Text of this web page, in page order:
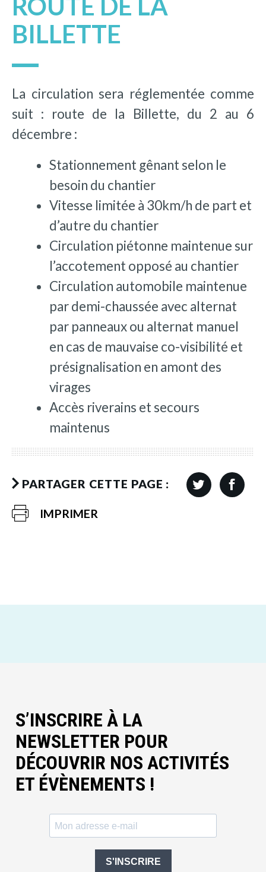
ROUTE DE LA
BILLETTE
La circulation sera réglementée comme
suit : route de la Billette, du 2 au 6
décembre :
Stationnement gênant selon le
besoin du chantier
Vitesse limitée à 30km/h de part et
d’autre du chantier
Circulation piétonne maintenue sur
l’accotement opposé au chantier
Circulation automobile maintenue
par demi-chaussée avec alternat
par panneaux ou alternat manuel
en cas de mauvaise co-visibilité et
présignalisation en amont des
virages
Accès riverains et secours
maintenus
PARTAGER CETTE PAGE :
IMPRIMER
S’INSCRIRE À LA
NEWSLETTER POUR
DÉCOUVRIR NOS ACTIVITÉS
ET ÉVÈNEMENTS !
S'INSCRIRE